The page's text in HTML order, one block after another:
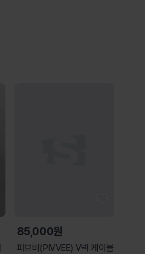
85,000원
피브비(PIVVEE) V넥 케이블